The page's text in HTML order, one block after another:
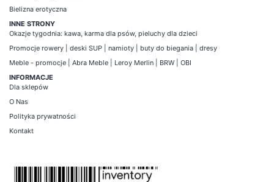
Bielizna erotyczna
INNE STRONY
Okazje tygodnia: kawa, karma dla psów, pieluchy dla dzieci
Promocje rowery deski SUP namioty buty do biegania
dresy
Meble - promocje
Abra Meble Leroy Merlin BRW
OBI
INFORMACJE
Dla sklepów
O Nas
Polityka prywatności
Kontakt